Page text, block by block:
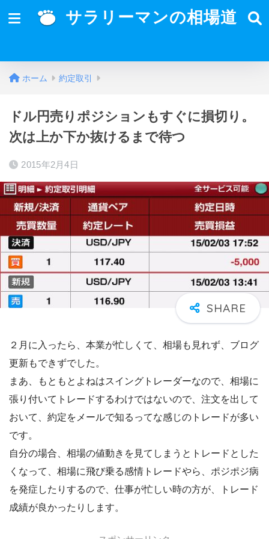
サラリーマンの相場道
ホーム 約定取引
ドル円売りポジションもすぐに損切り。
次は上か下か抜けるまで待つ
2015年2月4日
２月に入ったら、本業が忙しくて、相場も見れず、ブログ
更新もできずでした。
まあ、もともとよねはスイングトレーダーなので、相場に
張り付いてトレードするわけではないので、注文を出して
おいて、約定をメールで知るってな感じのトレードが多い
です。
自分の場合、相場の値動きを見てしまうとトレードとした
くなって、相場に飛び乗る感情トレードやら、ポジポジ病
を発症したりするので、仕事が忙しい時の方が、トレード
成績が良かったりします。